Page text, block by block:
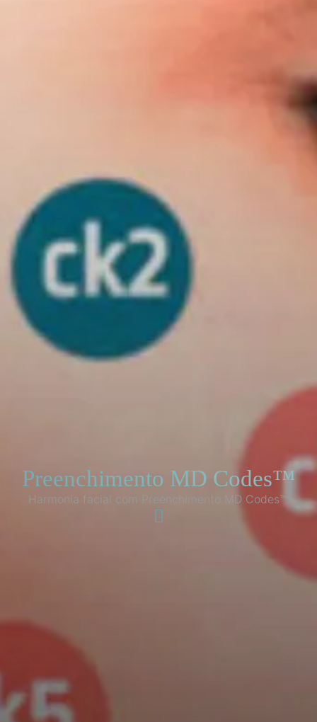
Preenchimento MD Codes™
Harmonia facial com Preenchimento MD Codes™.